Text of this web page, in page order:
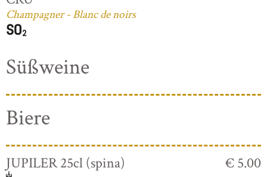
Champagner - Blanc de noirs
Süßweine
Biere
JUPILER 25cl (spina) € 5.00